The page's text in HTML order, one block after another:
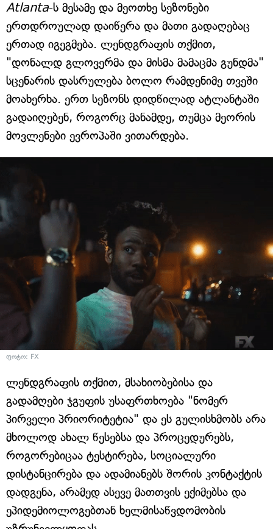
Atlanta-ს მესამე და მეოთხე სეზონები
ერთდროულად დაიწერა და მათი გადაღებაც
ერთად იგეგმება. ლენდგრაფის თქმით,
"დონალდ გლოვერმა და მისმა მამაცმა გუნდმა"
სცენარის დასრულება ბოლო რამდენიმე თვეში
მოახერხა. ერთ სეზონს დიდწილად ატლანტაში
გადაიღებენ, როგორც მანამდე, თუმცა მეორის
მოვლენები ევროპაში ვითარდება.
ფოტო: FX
ლენდგრაფის თქმით, მსახიობებისა და
გადამღები ჯგუფის უსაფრთხოება "ნომერ
პირველი პრიორიტეტია" და ეს გულისხმობს არა
მხოლოდ ახალ წესებსა და პროცედურებს,
როგორებიცაა ტესტირება, სოციალური
დისტანცირება და ადამიანებს შორის კონტაქტის
დადგენა, არამედ ასევე მათთვის ექიმებსა და
ეპიდემიოლოგებთან ხელმისაწვდომობის